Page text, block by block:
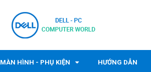
MÀN HÌNH - PHỤ KIỆN HƯỚNG DẪN